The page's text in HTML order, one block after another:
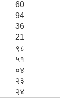
60
94
36
21
९८
५१
०४
२३
२४